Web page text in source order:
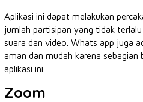
Aplikasi ini dapat melakukan
jumlah partisipan yang tidak
suara dan video. Whats app juga
aman dan mudah karena sebagian
aplikasi ini.
Zoom